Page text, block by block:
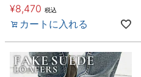
¥8,470 税込
カートに入れる